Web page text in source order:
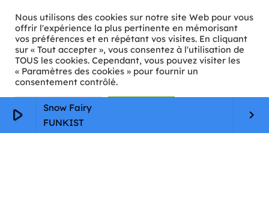
play_arrow
Snow Fairy
FUNKIST
keyboard_arrow_right
ℹ️ INFOS PRATIQUES
✉️Contact
🦊Qui sommes-nous ?
📄
Mentions légales
Nous utilisons des cookies sur notre site Web pour vous
offrir l'expérience la plus pertinente en mémorisant
vos préférences et en répétant vos visites. En cliquant
sur « Tout accepter », vous consentez à l'utilisation de
TOUS les cookies. Cependant, vous pouvez visiter les
« Paramètres des cookies » pour fournir un
consentement contrôlé.
Paramètres Cookie